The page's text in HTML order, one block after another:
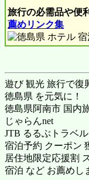
旅行の必需品や便
薦めリンク集
遊び 観光 旅行で復
徳島県 を元気に！
徳島県阿南市 国内
じゃらんnet
JTB るるぶトラベ
宿泊予約 クーポン
居住地限定応援割
宿泊 など お薦めし